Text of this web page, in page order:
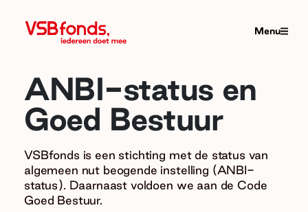
Menu
ANBI-status en
Goed Bestuur
VSBfonds is een stichting met de status van
algemeen nut beogende instelling (ANBI-
status). Daarnaast voldoen we aan de Code
Goed Bestuur.